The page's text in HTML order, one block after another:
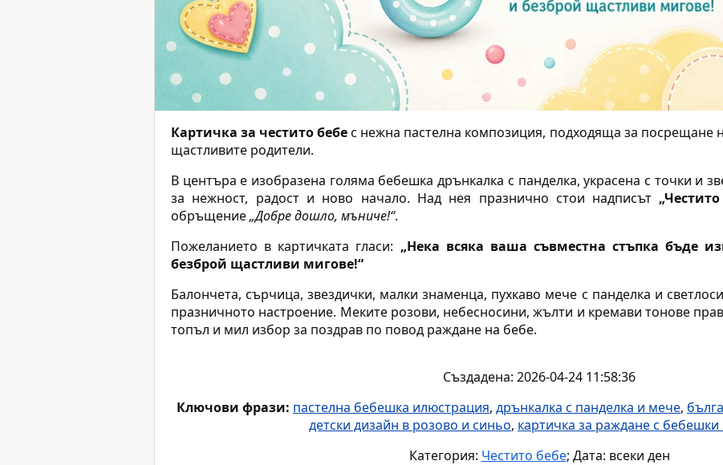
Картичка за честито бебес нежна пастелна композиция, подходяща за посрещане
щастливите родители.
В центъра е изобразена голяма бебешка дрънкалка с панделка, украсена с точки и
за нежност, радост и ново начало. Над нея празнично стои надписът
обръщение„Добре дошло, мъниче!“.
Пожеланието в картичката гласи: „Нека всяка ваша съвместна стъпка бъде
безброй щастливи мигове!“
Балончета, сърчица, звездички, малки знаменца, пухкаво мече с панделка и
празничното настроение. Меките розови, небесносини, жълти и кремави тонове
топъл и мил избор за поздрав по повод раждане на бебе.
Създадена: 2026-04-24 11:58:36
Ключови фрази: пастелна бебешка илюстрация, дрънкалка с панделка и мече,
детски дизайн в розово и синьо, картичка за раждане с
Категория: Честито бебе; Дата: всеки ден